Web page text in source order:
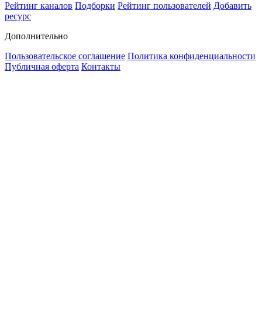
Рейтинг каналов Подборки Рейтинг пользователей Добавить
ресурс
Дополнительно
Пользовательское соглашение Политика конфиденциальности
Публичная оферта Контакты